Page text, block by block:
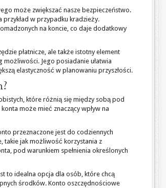
może zwiększać nasze bezpieczeństwo.
w przypadku kradzieży.
na koncie, co daje dodatkowy
płatnicze, ale także istotny element
Jego posiadanie ułatwia
elastyczność w planowaniu przyszłości.
które różnią się między sobą pod
może mieć znaczący wpływ na
przeznaczone jest do codziennych
takie jak możliwość korzystania z
pod warunkiem spełnienia określonych
to idealna opcja dla osób, które chcą
środków. Konto oszczędnościowe